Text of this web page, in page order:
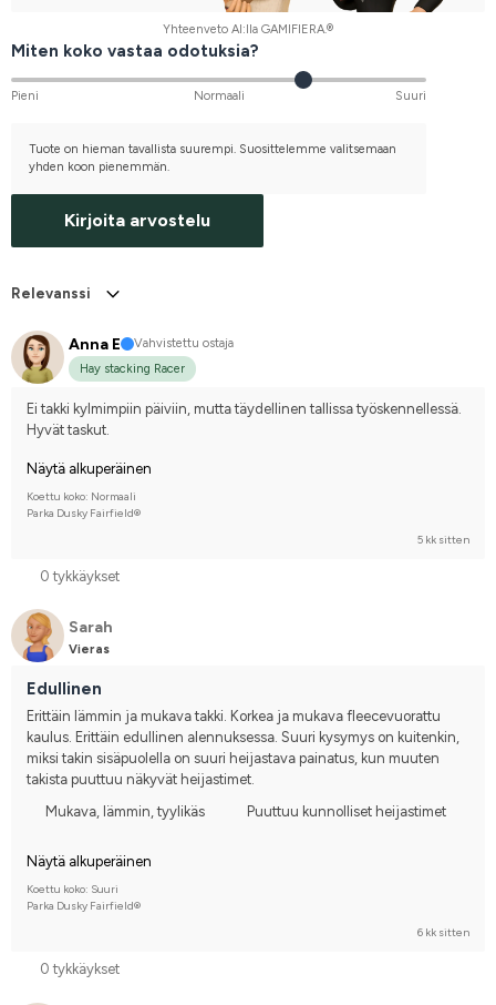
Yhteenveto AI:lla GAMIFIERA.®
Miten koko vastaa odotuksia?
Pieni Normaali Suuri
Tuote on hieman tavallista suurempi. Suosittelemme valitsemaan
yhden koon pienemmän.
Kirjoita arvostelu
Relevanssi
Anna E
Vahvistettu ostaja
Hay stacking Racer
Ei takki kylmimpiin päiviin, mutta täydellinen tallissa työskennellessä.
Hyvät taskut.
Näytä alkuperäinen
Koettu koko: Normaali
Parka Dusky Fairfield®
5 kk sitten
0 tykkäykset
Sarah
Vieras
Edullinen
Erittäin lämmin ja mukava takki. Korkea ja mukava fleecevuorattu
kaulus. Erittäin edullinen alennuksessa. Suuri kysymys on kuitenkin,
miksi takin sisäpuolella on suuri heijastava painatus, kun muuten
takista puuttuu näkyvät heijastimet.
Mukava, lämmin, tyylikäs
Puuttuu kunnolliset heijastimet
Näytä alkuperäinen
Koettu koko: Suuri
Parka Dusky Fairfield®
6 kk sitten
0 tykkäykset